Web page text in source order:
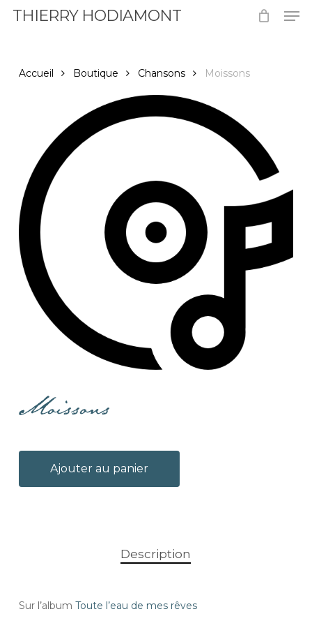
SkipTHIERRY HODIAMONT
Accueil Boutique Chansons Moissons
Moissons
Ajouter au panier
Description
Sur l’album Toute l’eau de mes rêves